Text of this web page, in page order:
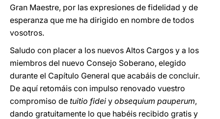
Gran Maestre, por las expresiones de fidelidad y de
esperanza que me ha dirigido en nombre de todos
vosotros.
Saludo con placer a los nuevos Altos Cargos y a los
miembros del nuevo Consejo Soberano, elegido
durante el Capítulo General que acabáis de concluir.
De aquí retomáis con impulso renovado vuestro
compromiso de tuitio fidei y obsequium pauperum,
dando gratuitamente lo que habéis recibido gratis y